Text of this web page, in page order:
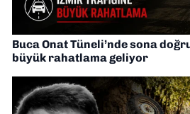
Buca Onat Tüneli’nde sona
büyük rahatlama geliyor